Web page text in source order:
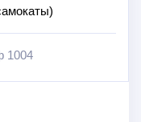
1004